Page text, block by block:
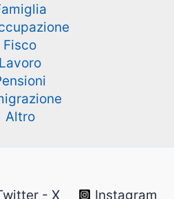
Fisco
Lavoro
Altro
- X Instagram